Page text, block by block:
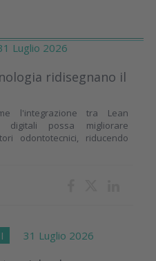
Luglio 2026
ridisegnano il
l'integrazione tra Lean
digitali possa migliorare
odontotecnici, riducendo
31 Luglio 2026